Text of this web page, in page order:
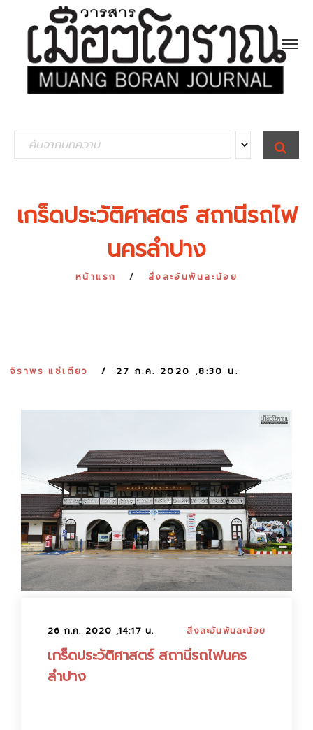
e
S
E
A
เกร็ดประวัติศาสตร์ สถานีรถไฟ
นครลำปาง
หน้าแรก สิ่งละอันพันละน้อย
จิราพร แซ่เตียว 27 ก.ค. 2020 ,8:30 น.
26 ก.ค. 2020 ,14:17 น. สิ่งละอันพันละน้อย
เกร็ดประวัติศาสตร์ สถานีรถไฟนคร
ลำปาง